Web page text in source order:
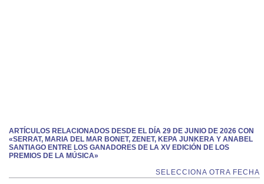
ARTÍCULOS RELACIONADOS DESDE EL DÍA 29 DE JUNIO DE 2026 CON
«SERRAT, MARIA DEL MAR BONET, ZENET, KEPA JUNKERA Y ANABEL
SANTIAGO ENTRE LOS GANADORES DE LA XV EDICIÓN DE LOS
PREMIOS DE LA MÚSICA»
SELECCIONA OTRA FECHA